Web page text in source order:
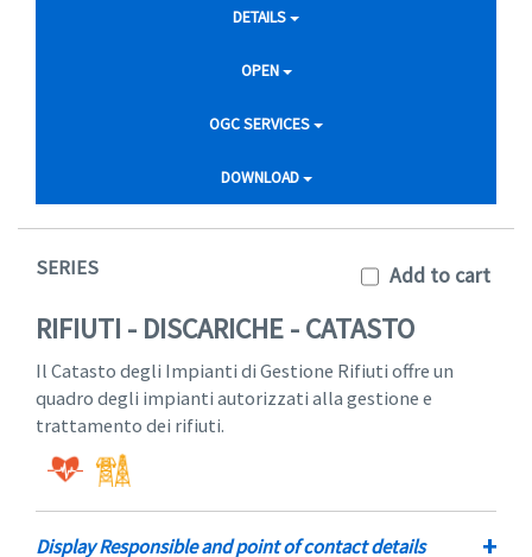
DETAILS
OPEN
OGC SERVICES
DOWNLOAD
SERIES Add to cart
RIFIUTI - DISCARICHE - CATASTO
Il Catasto degli Impianti di Gestione Rifiuti offre un
quadro degli impianti autorizzati alla gestione e
trattamento dei rifiuti.
Display Responsible and point of contact details +